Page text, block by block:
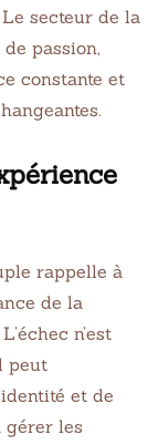
secteur de la
passion,
constante et
rappelle à
de la
n’est
peut
et de
gérer les